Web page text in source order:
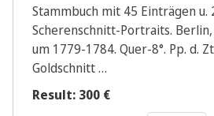
Stammbuch mit 45 Einträgen u.
Scherenschnitt-Portraits.
um 1779-1784. Quer-8°. Pp. d.
Goldschnitt …
Result: 300 €